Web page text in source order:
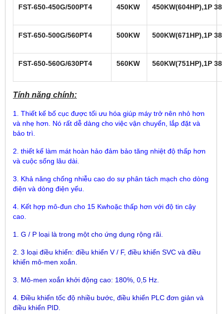
FST-650-450G/500PT4 450KW 450KW(604HP),1P
FST-650-500G/560PT4 500KW 500KW(671HP),1P
FST-650-560G/630PT4 560KW 560KW(751HP),1P
Tính năng chính:
1. Thiết kế bố cục được tối ưu hóa giúp máy trở nên nhỏ hơn
và nhẹ hơn. Nó rất dễ dàng cho việc vận chuyển, lắp đặt và
bảo trì.
2. thiết kế làm mát hoàn hảo đảm bảo tăng nhiệt độ thấp hơn
và cuộc sống lâu dài.
3. Khả năng chống nhiễu cao do sự phân tách mạch cho dòng
điện và dòng điện yếu.
4. Kết hợp mô-đun cho 15 Kwhoặc thấp hơn với độ tin cậy
cao.
1. G / P loại là trong một cho ứng dụng rộng rãi.
2. 3 loại điều khiển: điều khiển V / F, điều khiển SVC và điều
khiển mô-men xoắn.
3. Mô-men xoắn khởi động cao: 180%, 0,5 Hz.
4. Điều khiển tốc độ nhiều bước, điều khiển PLC đơn giản và
điều khiển PID.